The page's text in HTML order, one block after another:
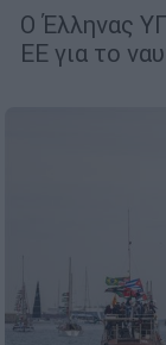
Ο Έλληνας
ΕΕ για το